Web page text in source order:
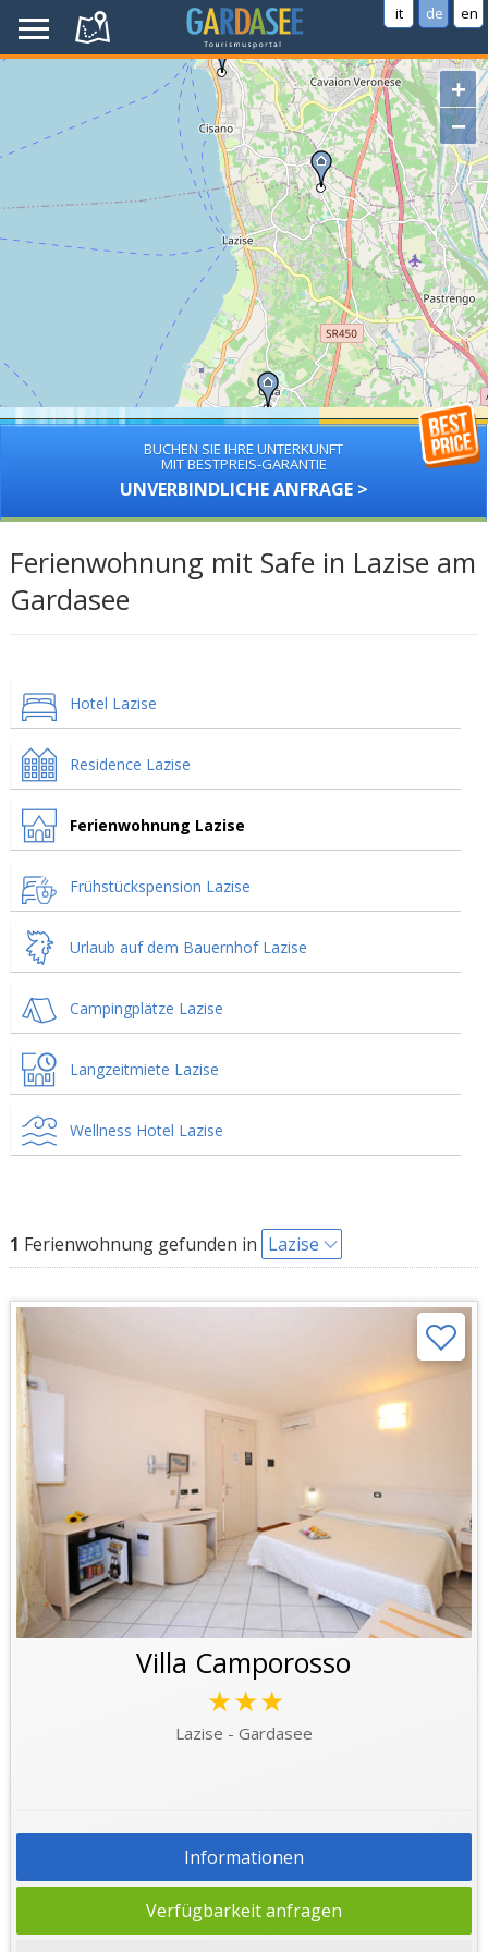
it de en
+
−
BUCHEN SIE IHRE UNTERKUNFT
MIT BESTPREIS-GARANTIE
UNVERBINDLICHE ANFRAGE >
Ferienwohnung mit Safe in Lazise am
Gardasee
Hotel Lazise
Residence Lazise
Ferienwohnung Lazise
Frühstückspension Lazise
Urlaub auf dem Bauernhof Lazise
Campingplätze Lazise
Langzeitmiete Lazise
Wellness Hotel Lazise
1 Ferienwohnung gefunden in Lazise
Villa Camporosso
★★★
Lazise - Gardasee
Informationen
Verfügbarkeit anfragen